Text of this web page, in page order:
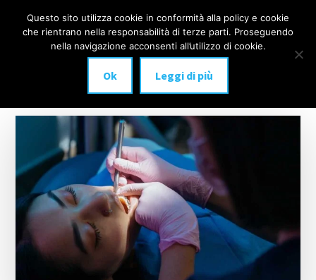
Additional
menu
IMPLANTOLOGIA
DENTALE
anche
carico
immediato!
Menu
Questo sito utilizza cookie in conformità alla policy e cookie
che rientrano nella responsabilità di terze parti. Proseguendo
nella navigazione acconsenti all’utilizzo di cookie.
Ok Leggi di più